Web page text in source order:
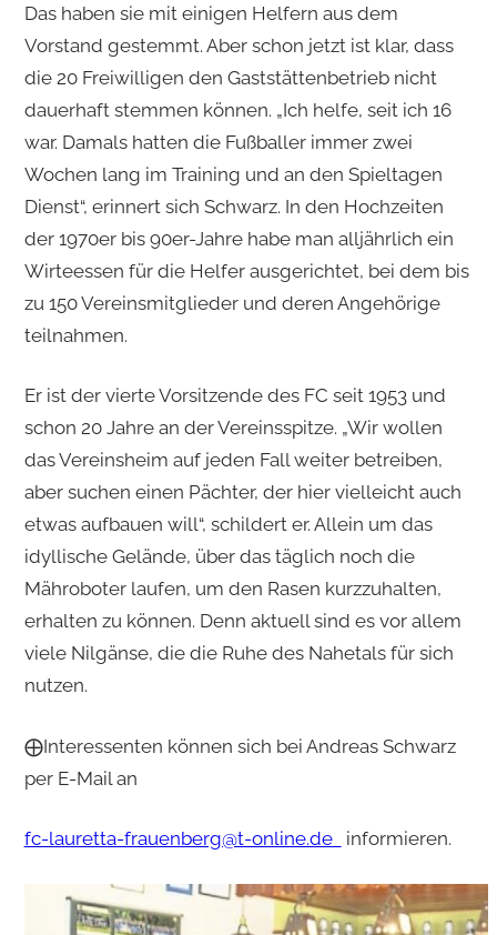
Das haben sie mit einigen Helfern aus dem
Vorstand gestemmt. Aber schon jetzt ist klar, dass
die 20 Freiwilligen den Gaststättenbetrieb nicht
dauerhaft stemmen können. „Ich helfe, seit ich 16
war. Damals hatten die Fußballer immer zwei
Wochen lang im Training und an den Spieltagen
Dienst“, erinnert sich Schwarz. In den Hochzeiten
der 1970er bis 90er-Jahre habe man alljährlich ein
Wirteessen für die Helfer ausgerichtet, bei dem bis
zu 150 Vereinsmitglieder und deren Angehörige
teilnahmen.
Er ist der vierte Vorsitzende des FC seit 1953 und
schon 20 Jahre an der Vereinsspitze. „Wir wollen
das Vereinsheim auf jeden Fall weiter betreiben,
aber suchen einen Pächter, der hier vielleicht auch
etwas aufbauen will“, schildert er. Allein um das
idyllische Gelände, über das täglich noch die
Mähroboter laufen, um den Rasen kurzzuhalten,
erhalten zu können. Denn aktuell sind es vor allem
viele Nilgänse, die die Ruhe des Nahetals für sich
nutzen.
⨁Interessenten können sich bei Andreas Schwarz
per E-Mail an
fc-lauretta-frauenberg@t-online.de informieren.